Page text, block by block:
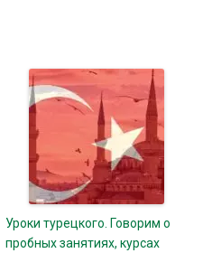
Уроки турецкого. Говорим о
пробных занятиях, курсах